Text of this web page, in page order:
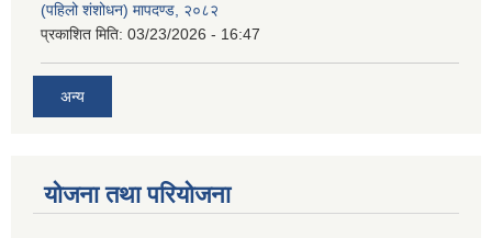
(पहिलो शंशोधन) मापदण्ड, २०८२
प्रकाशित मिति: 03/23/2026 - 16:47
अन्य
योजना तथा परियोजना